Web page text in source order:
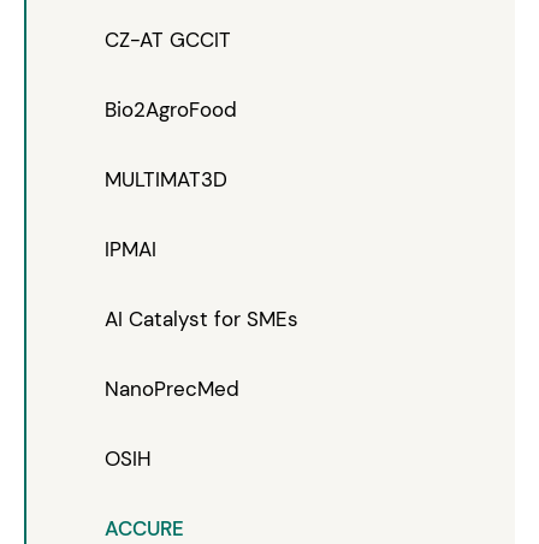
CZ-AT GCCIT
Bio2AgroFood
MULTIMAT3D
IPMAI
AI Catalyst for SMEs
NanoPrecMed
OSIH
ACCURE